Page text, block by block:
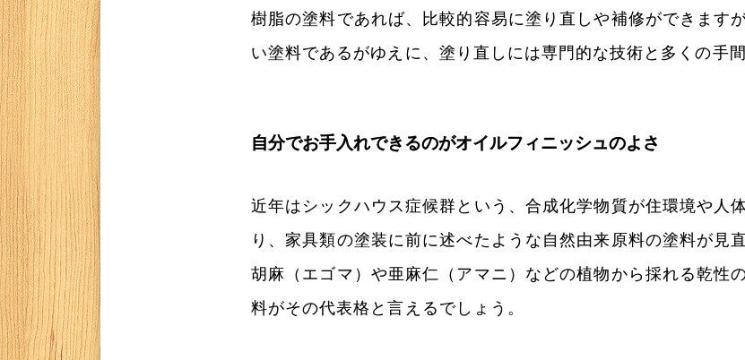
樹脂の塗料であれば、比較的容易に塗り直しや補修ができます
い塗料であるがゆえに、塗り直しには専門的な技術と多くの手
自分でお手入れできるのがオイルフィニッシュのよさ
近年はシックハウス症候群という、合成化学物質が住環境や人
り、家具類の塗装に前に述べたような自然由来原料の塗料が見
胡麻（エゴマ）や亜麻仁（アマニ）などの植物から採れる乾性
料がその代表格と言えるでしょう。